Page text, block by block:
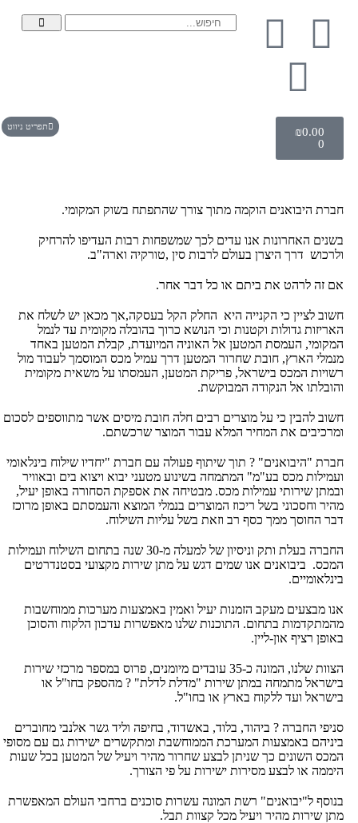
₪0.00
תפריט ניווט
חברת היבואנים הוקמה מתוך צורך שהתפתח בשוק המקומי.
בשנים האחרונות אנו עדים לכך שמשפחות רבות העדיפו להרחיק
ולרכוש דרך היצרן בעולם לרבות סין ,טורקיה וארה"ב.
אם זה לרהט את ביתם או כל דבר אחר.
חשוב לציין כי הקנייה היא החלק הקל בעסקה,אך מכאן יש לשלח את
האריזות גדולות וקטנות וכי הנושא כרוך בהובלה מקומית עד לנמל
המקומי, העמסת המטען אל האוניה המיועדת, קבלת המטען באחד
מנמלי הארץ, חובת שחרור המטען דרך עמיל מכס המוסמך לעבוד מול
רשויות המכס בישראל, פריקת המטען, העמסתו על משאית מקומית
והובלתו אל הנקודה המבוקשת.
חשוב להבין כי על מוצרים רבים חלה חובת מיסים אשר מתווספים לסכום
ומרכיבים את המחיר המלא עבור המוצר שרכשתם.
חברת "היבואנים" ? תוך שיתוף פעולה עם חברת "יחדיו שילוח בינלאומי
ועמילות מכס בע"מ" המתמחה בשינוע מטעני יבוא ויצוא בים ובאוויר
ובמתן שירותי עמילות מכס. מבטיחה את אספקת הסחורה באופן יעיל,
מהיר וחסכוני בשל ריכוז המוצרים בנמלי המוצא והעמסתם באופן מרוכז
דבר החוסך ממך כסף רב וזאת בשל עליות השילוח.
החברה בעלת ותק וניסיון של למעלה מ-30 שנה בתחום השילוח ועמילות
המכס. ביבואנים אנו שמים דגש על מתן שירות מקצועי בסטנדרטים
בינלאומיים.
אנו מבצעים מעקב הזמנות יעיל ואמין באמצעות מערכות ממוחשבות
מהמתקדמות בתחום. התוכנות שלנו מאפשרות עדכון הלקוח והסוכן
באופן רציף און-ליין.
הצוות שלנו, המונה כ-35 עובדים מיומנים, פרוס במספר מרכזי שירות
בישראל מתמחה במתן שירות "מדלת לדלת" ? מהספק בחו"ל או
בישראל ועד ללקוח בארץ או בחו"ל.
סניפי החברה ? ביהוד, בלוד, באשדוד, בחיפה וליד גשר אלנבי מחוברים
ביניהם באמצעות המערכת הממוחשבת ומתקשרים ישירות גם עם מסופי
המכס השונים כך שניתן לבצע שחרור מהיר ויעיל של המטען בכל שעות
היממה או לבצע מסירות ישירות על פי הצורך.
בנוסף ל"יבואנים" רשת המונה עשרות סוכנים ברחבי העולם המאפשרת
מתן שירות מהיר ויעיל מכל קצוות תבל.